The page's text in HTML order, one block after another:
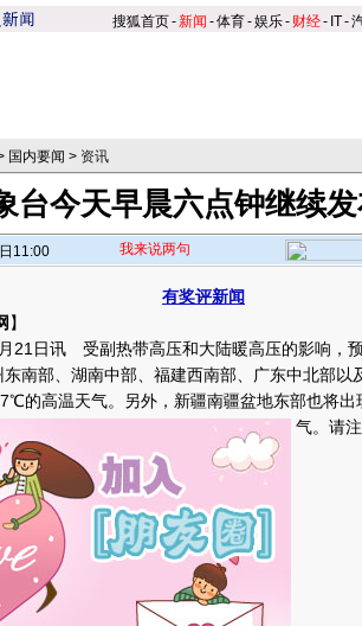
搜狐首页-新闻 -体育-娱乐- 财经- IT-
国内要闻 > 资讯
台今天早晨六点钟继续
11:00 我来说两句
有奖评新闻
】
日讯 受副热带高压和大陆暖高压的影响，预
南部、湖南中部、福建西南部、广东中北部以
的高温天气。另外，新疆南疆盆地东部也将
气。 请